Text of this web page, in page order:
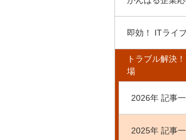
即効！ ITライ
トラブル解決
場
2026年 記事
2025年 記事